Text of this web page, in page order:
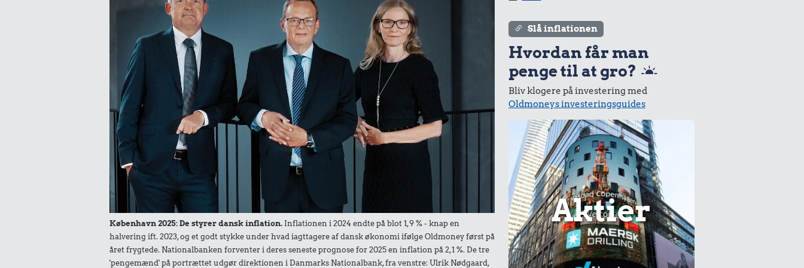
0,22 kr.
Franskbrød
0,29 kr.
Røget sild
0,55 kr.
0,23 kr.
1 kg kartofler
6,00 kr.
Æble
6.000 kr.
Cykel
105.000 kr.
19 kr.
1 kg kartofler
København 2025: De styrer dansk inflation. Inflationen i 2024 endte på blot 1,9 % - knap en
halvering ift. 2023, og et godt stykke under hvad iagttagere af dansk økonomi ifølge Oldmoney først på
året frygtede. Nationalbanken forventer i deres seneste prognose for 2025 en inflation på 2,1 %. De tre
'pengemænd' på portrættet udgør direktionen i Danmarks Nationalbank, fra venstre: Ulrik Nødgaard,
Slå inflationen
Hvordan får man
penge til at gro?
Bliv klogere på investering med
Oldmoneys investeringsguides
Aktier